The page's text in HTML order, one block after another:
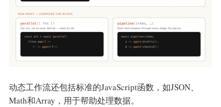
动态工作流还包括标准的JavaScript函数，如JSON、
Math和Array，用于帮助处理数据。